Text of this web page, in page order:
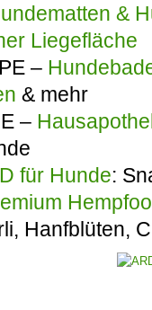
&
Liegefläche
–
& mehr
–
für Hunde:
Hanfblüten,